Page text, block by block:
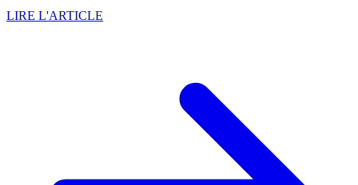
LIRE L'ARTICLE